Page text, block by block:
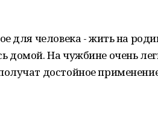
для человека - жить на
домой. На чужбине очень
достойное